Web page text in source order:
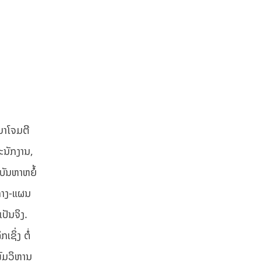
ໂຈມຕີ
ກງານ,
ນຫາຫຍໍ້
ງ-ແຜນ
ນຈິງ.
ເຊິ່ງ ຕໍ່
ວິຫານ